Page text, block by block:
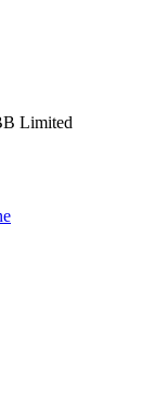
Limited